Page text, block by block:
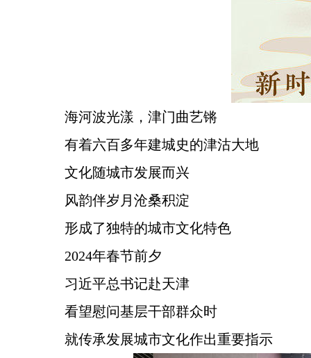
海河波光漾，津门曲艺锵
有着六百多年建城史的津沽大地
文化随城市发展而兴
风韵伴岁月沧桑积淀
形成了独特的城市文化特色
2024年春节前夕
习近平总书记赴天津
看望慰问基层干部群众时
就传承发展城市文化作出重要指示